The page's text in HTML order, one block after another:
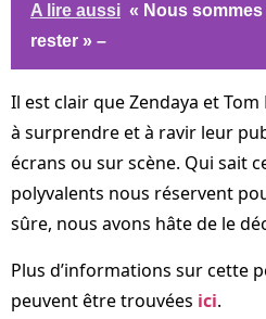
A lire aussi « Nous
rester » –
Il est clair que Zendaya et
à surprendre et à ravir leur
écrans ou sur scène. Qui sait
polyvalents nous réservent
sûre, nous avons hâte de le
Plus d’informations sur cette
peuvent être trouvées ici.